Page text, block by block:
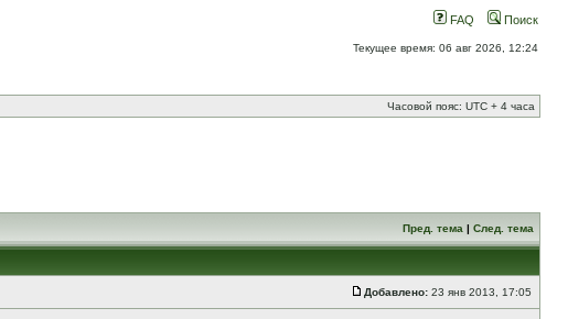
FAQ Поиск
Текущее время: 06 авг 2026, 12:24
Часовой пояс: UTC + 4 часа
Пред. тема | След. тема
Добавлено: 23 янв 2013, 17:05